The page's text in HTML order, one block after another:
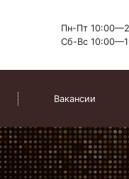
Пн-Пт
Сб-Вс
Вакансии